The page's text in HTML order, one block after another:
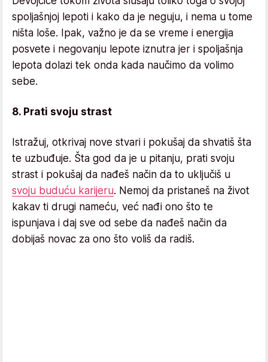
spoljašnjoj lepoti i kako da je neguju, i nema u tome
ništa loše. Ipak, važno je da se vreme i energija
posvete i negovanju lepote iznutra jer i spoljašnja
lepota dolazi tek onda kada naučimo da volimo
sebe.
8. Prati svoju strast
Istražuj, otkrivaj nove stvari i pokušaj da shvatiš šta
te uzbuđuje. Šta god da je u pitanju, prati svoju
strast i pokušaj da nađeš način da to uključiš u
svoju buduću karijeru. Nemoj da pristaneš na život
kakav ti drugi nameću, već nađi ono što te
ispunjava i daj sve od sebe da nađeš način da
dobijaš novac za ono što voliš da radiš.